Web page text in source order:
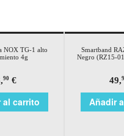
NOX TG-1 alto
4g
90 €
al carrito
Smartband
Negro (RZ15-
49,
Añadir